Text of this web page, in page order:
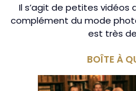
Il s’agit de petites vidéos
complément du mode
est très
BOÎTE À